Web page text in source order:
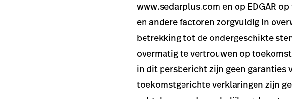
www.sedarplus.com en op EDGAR
en andere factoren zorgvuldig in
betrekking tot de ondergeschikte
overmatig te vertrouwen op
in dit persbericht zijn geen garanties
toekomstgerichte verklaringen zijn